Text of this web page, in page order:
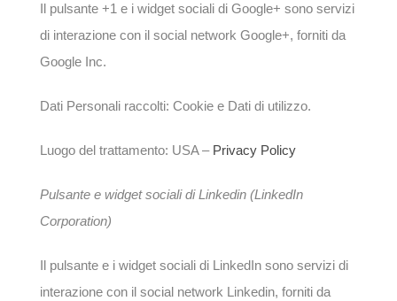
Il pulsante +1 e i widget sociali di Google+ sono servizi
di interazione con il social network Google+, forniti da
Google Inc.
Dati Personali raccolti: Cookie e Dati di utilizzo.
Luogo del trattamento: USA – Privacy Policy
Pulsante e widget sociali di Linkedin (LinkedIn
Corporation)
Il pulsante e i widget sociali di LinkedIn sono servizi di
interazione con il social network Linkedin, forniti da